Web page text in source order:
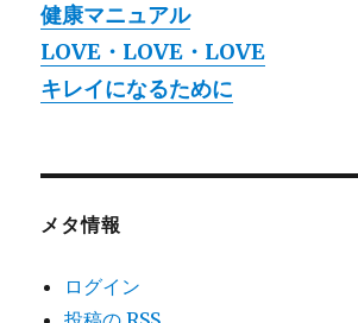
健康マニュアル
LOVE・LOVE・LOVE
キレイになるために
メタ情報
ログイン